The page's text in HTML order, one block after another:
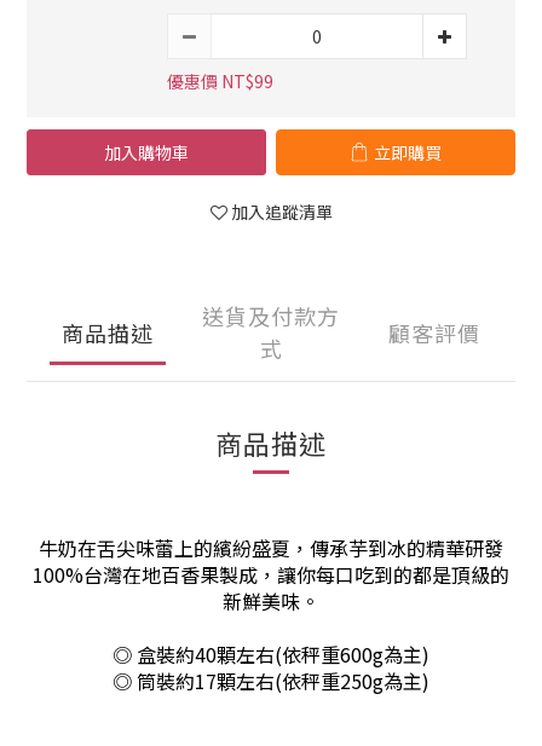
優惠價 NT$99
加入購物車 立即購買
加入追蹤清單
商品描述
送貨及付款方
式
顧客評價
商品描述
牛奶在舌尖味蕾上的繽紛盛夏，傳承芋到冰的精華研發
100%台灣在地百香果製成，讓你每口吃到的都是頂級的
新鮮美味。
◎ 盒裝約40顆左右(依秤重600g為主)
◎ 筒裝約17顆左右(依秤重250g為主)